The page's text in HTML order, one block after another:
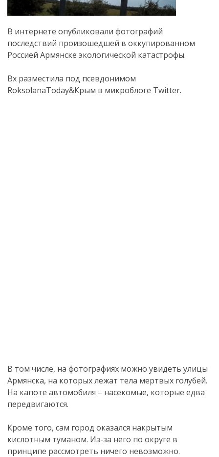
В интернете опубликовали фотографий
последствий произошедшей в оккупированном
Россией Армянске экологической катастрофы.
Bх разместила под псевдонимом
RoksolanaToday&Крым в микроблоге Twitter.
В том числе, на фотографиях можно увидеть улицы
Армянска, на которых лежат тела мертвых голубей.
На капоте автомобиля – насекомые, которые едва
передвигаются.
Кроме того, сам город оказался накрытым
кислотным туманом. Из-за него по округе в
принципе рассмотреть ничего невозможно.